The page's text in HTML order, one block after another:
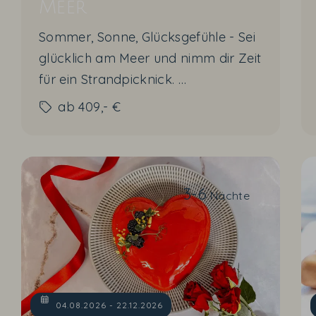
Sommer, Sonne, Glücksgefühle - Sei
glücklich am Meer und nimm dir Zeit
für ein Strandpicknick.
im Angebot enthalten.
ab409,- €
3-6Nächte
04.08.2026 - 22.12.2026